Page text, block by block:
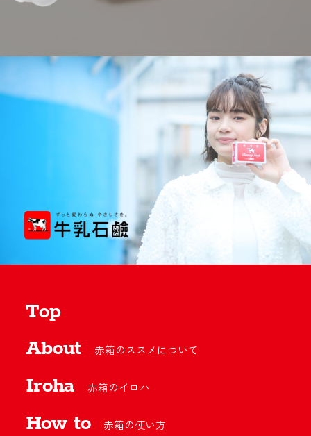
Top
About
赤箱のススメについて
Iroha 赤箱のイロハ
How to 赤箱の使い方